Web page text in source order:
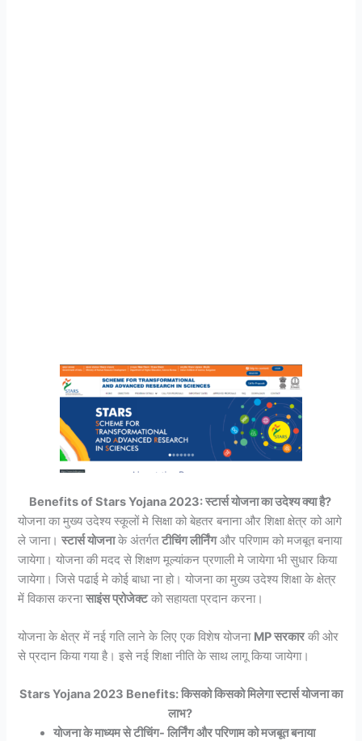
Benefits of Stars Yojana 2023:स्टार्सयोजना का उदेश्य क्या है?
योजना का मुख्य उदेश्य स्कूलों मे सिक्षा को बेहतर बनाना और शिक्षा क्षेत्र को आगे
ले जाना।स्टार्सयोजनाके अंतर्गतटीचिंग लीर्निंगऔर परिणाम को मजबूत बनाया
जायेगा। योजना की मदद से शिक्षण मूल्यांकन प्रणाली मे जायेगा भी सुधार किया
जायेगा। जिसे पढाई मे कोई बाधा ना हो। योजना का मुख्य उदेश्य शिक्षा के क्षेत्र
में विकास करनासाइंस प्रोजेक्टको सहायता प्रदान करना।
योजना के क्षेत्र में नई गति लाने के लिए एक विशेष योजना MP सरकारकी ओर
से प्रदान किया गया है। इसे नई शिक्षा नीति के साथ लागू किया जायेगा।
Stars Yojana 2023 Benefits: किसको किसको मिलेगा स्टार्स योजना का
लाभ?
योजना के माध्यम से टीचिंग- लिर्निंग और परिणाम को मजबूत बनाया